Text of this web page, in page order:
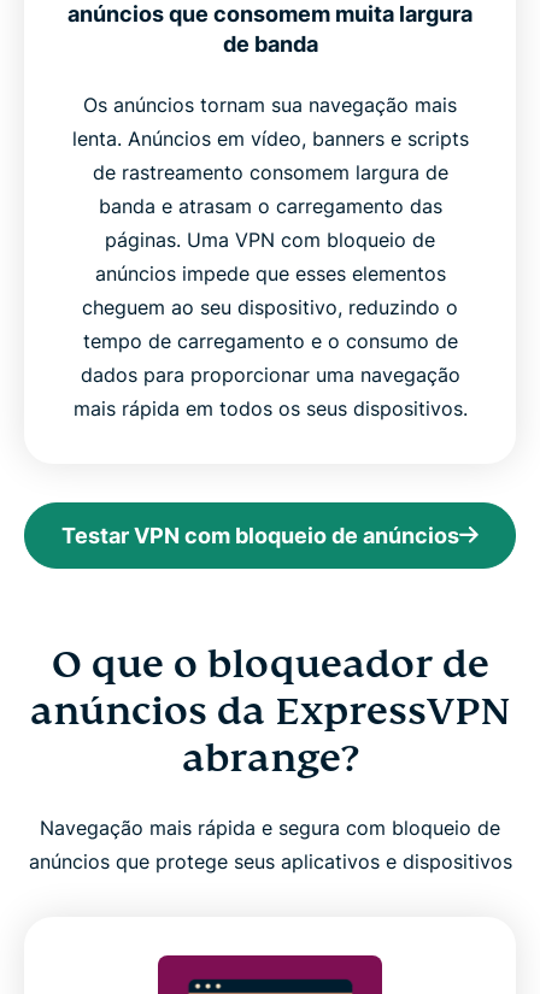
anúncios que consomem muita largura
de banda
Os anúncios tornam sua navegação mais
lenta. Anúncios em vídeo, banners e scripts
de rastreamento consomem largura de
banda e atrasam o carregamento das
páginas. Uma VPN com bloqueio de
anúncios impede que esses elementos
cheguem ao seu dispositivo, reduzindo o
tempo de carregamento e o consumo de
dados para proporcionar uma navegação
mais rápida em todos os seus dispositivos.
Testar VPN com bloqueio de anúncios
O que o bloqueador de
anúncios da ExpressVPN
abrange?
Navegação mais rápida e segura com bloqueio de
anúncios que protege seus aplicativos e dispositivos